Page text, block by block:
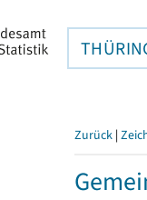
Zurück |